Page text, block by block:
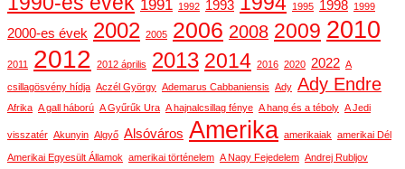
1991 1992 1993 1995 1998 1999
2000-es évek 2002 2005 2006 2008 2009 2010
2011 2012 2012 április 2013 2014 2016 2020 2022 A
csillagösvény hídja Aczél György Ademarus Cabbaniensis Ady Ady Endre
Afrika A gall háború A Gyűrűk Ura A hajnalcsillag fénye A hang és a téboly A Jedi
visszatér Akunyin Algyő Alsóváros Amerika amerikaiak amerikai Dél
Amerikai Egyesült Államok amerikai történelem A Nagy Fejedelem Andrej Rubljov